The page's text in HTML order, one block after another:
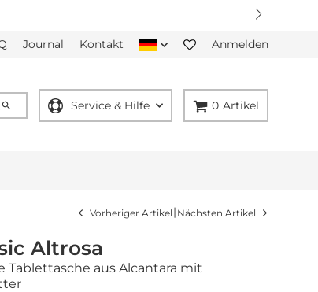
Journal Kontakt Anmelden
Service & Hilfe 0 Artikel
Vorheriger Artikel | Nächsten Artikel
Altrosa
Tablettasche aus Alcantara mit